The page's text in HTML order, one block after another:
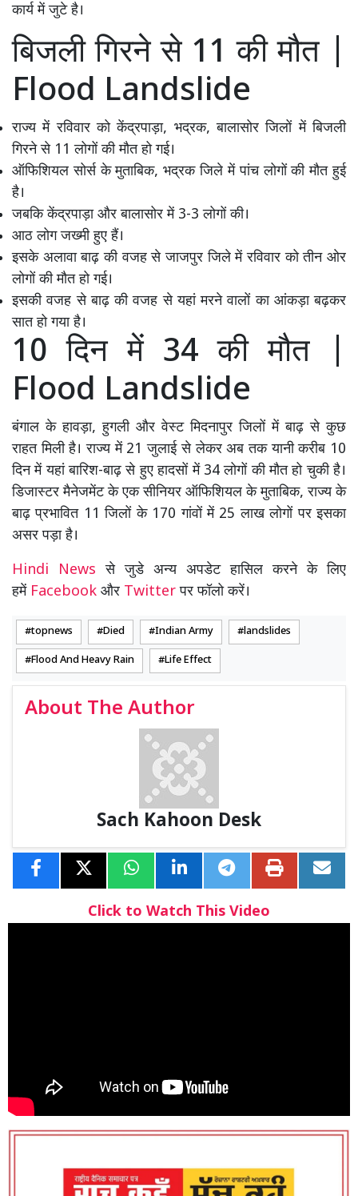
कार्य में जुटे है।
बिजली गिरने से 11 की मौत |
Flood Landslide
राज्य में रविवार को केंद्रपाड़ा, भद्रक, बालासोर जिलों में बिजली
गिरने से 11 लोगों की मौत हो गई।
ऑफिशियल सोर्स के मुताबिक, भद्रक जिले में पांच लोगों की मौत हुई
है।
जबकि केंद्रपाड़ा और बालासोर में 3-3 लोगों की।
आठ लोग जख्मी हुए हैं।
इसके अलावा बाढ़ की वजह से जाजपुर जिले में रविवार को तीन ओर
लोगों की मौत हो गई।
इसकी वजह से बाढ़ की वजह से यहां मरने वालों का आंकड़ा बढ़कर
सात हो गया है।
10 दिन में 34 की मौत |
Flood Landslide
बंगाल के हावड़ा, हुगली और वेस्ट मिदनापुर जिलों में बाढ़ से कुछ
राहत मिली है। राज्य में 21 जुलाई से लेकर अब तक यानी करीब 10
दिन में यहां बारिश-बाढ़ से हुए हादसों में 34 लोगों की मौत हो चुकी है।
डिजास्टर मैनेजमेंट के एक सीनियर ऑफिशियल के मुताबिक, राज्य के
बाढ़ प्रभावित 11 जिलों के 170 गांवों में 25 लाख लोगों पर इसका
असर पड़ा है।
Hindi Newsसे जुडे अन्य अपडेट हासिल करने के लिए
हमें Facebook और Twitterपर फॉलो करें।
topnews Died Indian Army landslides
Flood And Heavy Rain Life Effect
About The Author
Sach Kahoon Desk
Click to Watch This Video